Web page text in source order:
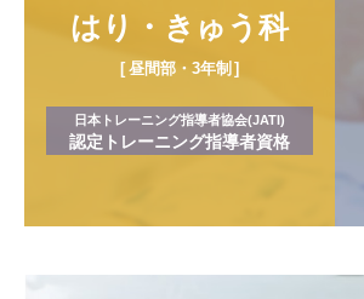
はり・ きゅう科
昼間部・3年制
日本トレーニング指導者協会(JATI)
認定トレーニング指導者資格